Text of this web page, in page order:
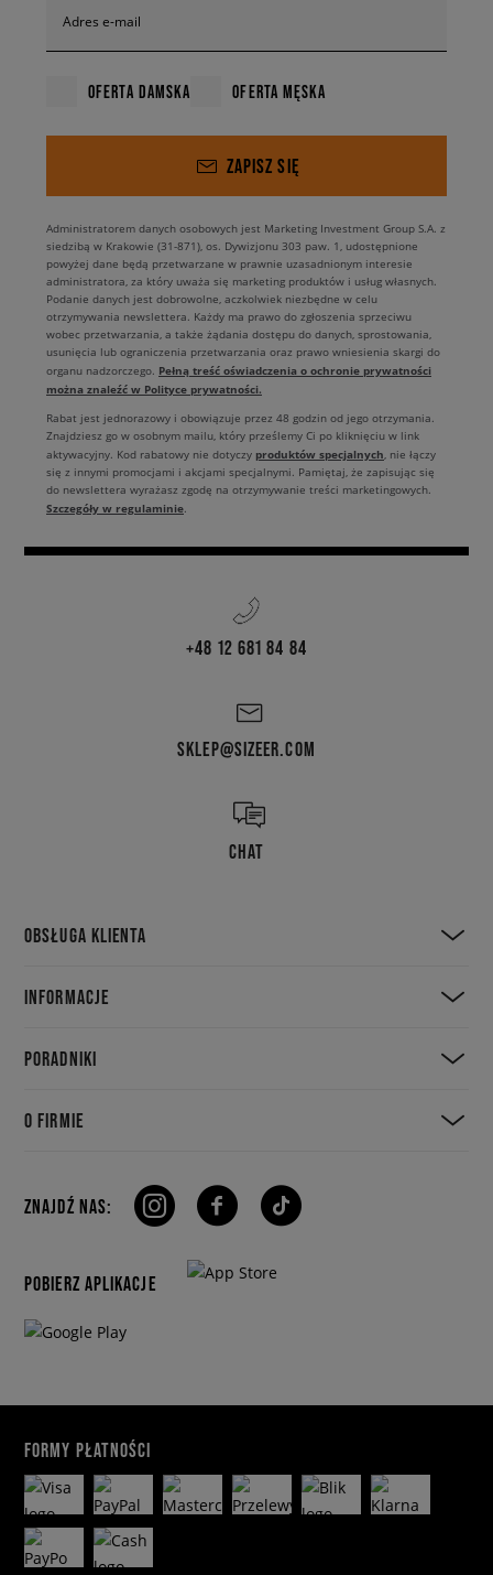
Adres e-mail
OFERTA DAMSKA OFERTA MĘSKA
ZAPISZ SIĘ
Administratorem danych osobowych jest Marketing Investment Group S.A. z
siedzibą w Krakowie (31-871), os. Dywizjonu 303 paw. 1, udostępnione
powyżej dane będą przetwarzane w prawnie uzasadnionym interesie
administratora, za który uważa się marketing produktów i usług własnych.
Podanie danych jest dobrowolne, aczkolwiek niezbędne w celu
otrzymywania newslettera. Każdy ma prawo do zgłoszenia sprzeciwu
wobec przetwarzania, a także żądania dostępu do danych, sprostowania,
usunięcia lub ograniczenia przetwarzania oraz prawo wniesienia skargi do
organu nadzorczego. Pełną treść oświadczenia o ochronie prywatności
można znaleźć w Polityce prywatności.
Rabat jest jednorazowy i obowiązuje przez 48 godzin od jego otrzymania.
Znajdziesz go w osobnym mailu, który prześlemy Ci po kliknięciu w link
aktywacyjny. Kod rabatowy nie dotyczy produktów specjalnych, nie łączy
się z innymi promocjami i akcjami specjalnymi. Pamiętaj, że zapisując się
do newslettera wyrażasz zgodę na otrzymywanie treści marketingowych.
Szczegóły w regulaminie.
+48 12 681 84 84
SKLEP@SIZEER.COM
CHAT
OBSŁUGA KLIENTA
INFORMACJE
PORADNIKI
O FIRMIE
ZNAJDŹ NAS:
POBIERZ APLIKACJE
FORMY PŁATNOŚCI